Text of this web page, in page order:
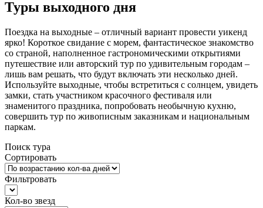
Туры выходного дня
Поездка на выходные – отличный вариант провести уикенд
ярко! Короткое свидание с морем, фантастическое знакомство
со страной, наполненное гастрономическими открытиями
путешествие или авторский тур по удивительным городам –
лишь вам решать, что будут включать эти несколько дней.
Используйте выходные, чтобы встретиться с солнцем, увидеть
замки, стать участником красочного фестиваля или
знаменитого праздника, попробовать необычную кухню,
совершить тур по живописным заказникам и национальным
паркам.
Поиск тура
Сортировать
Фильтровать
Кол-во звезд